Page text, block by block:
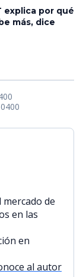
explica por qué
más, dice
de
en las
en
al autor